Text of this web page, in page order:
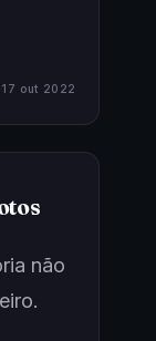
17 out 2022
não